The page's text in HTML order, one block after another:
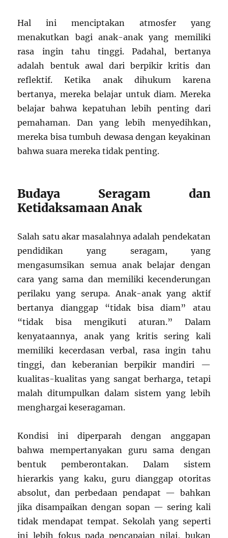
Hal ini menciptakan atmosfer yang
menakutkan bagi anak-anak yang memiliki
rasa ingin tahu tinggi. Padahal, bertanya
adalah bentuk awal dari berpikir kritis dan
reflektif. Ketika anak dihukum karena
bertanya, mereka belajar untuk diam. Mereka
belajar bahwa kepatuhan lebih penting dari
pemahaman. Dan yang lebih menyedihkan,
mereka bisa tumbuh dewasa dengan keyakinan
bahwa suara mereka tidak penting.
Budaya Seragam dan
Ketidaksamaan Anak
Salah satu akar masalahnya adalah pendekatan
pendidikan yang seragam, yang
mengasumsikan semua anak belajar dengan
cara yang sama dan memiliki kecenderungan
perilaku yang serupa. Anak-anak yang aktif
bertanya dianggap “tidak bisa diam” atau
“tidak bisa mengikuti aturan.” Dalam
kenyataannya, anak yang kritis sering kali
memiliki kecerdasan verbal, rasa ingin tahu
tinggi, dan keberanian berpikir mandiri —
kualitas-kualitas yang sangat berharga, tetapi
malah ditumpulkan dalam sistem yang lebih
menghargai keseragaman.
Kondisi ini diperparah dengan anggapan
bahwa mempertanyakan guru sama dengan
bentuk pemberontakan. Dalam sistem
hierarkis yang kaku, guru dianggap otoritas
absolut, dan perbedaan pendapat — bahkan
jika disampaikan dengan sopan — sering kali
tidak mendapat tempat. Sekolah yang seperti
ini lebih fokus pada pencapaian nilai, bukan